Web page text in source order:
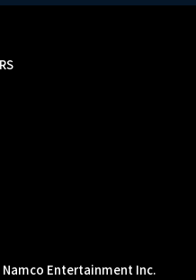
Namco Entertainment Inc.